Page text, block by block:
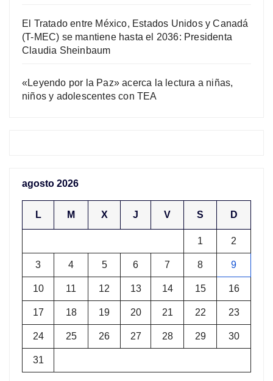
El Tratado entre México, Estados Unidos y Canadá
(T-MEC) se mantiene hasta el 2036: Presidenta
Claudia Sheinbaum
«Leyendo por la Paz» acerca la lectura a niñas,
niños y adolescentes con TEA
agosto 2026
L M X J V S D
1 2
3 4 5 6 7 8 9
10 11 12 13 14 15 16
17 18 19 20 21 22 23
24 25 26 27 28 29 30
31